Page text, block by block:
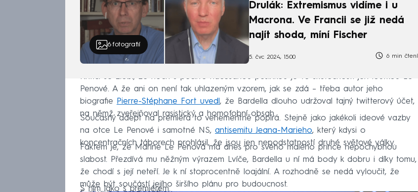
6fotografií
Drulák: Extremismus vidíme i u
Macrona. Ve Francii se již nedá
najít shoda, míní Fischer
5. čvc 2024, 15:00 6 min čtení
Kritici se zlobí, že hoch s pečlivě načesanou pěšinkou je ve skutečnosti jen loutkou Le
Penové. A že ani on není tak uhlazeným vzorem, jak se zdá – třeba autor jeho
biografie
Pierre-Stéphane Fort uvedl , že Bardella dlouho udržoval tajný twitterový účet,
na němž zveřejňoval rasistický a homofobní obsah.
Současný adept na premiéra to vehementně popírá. Stejně jako jakékoli ideové vazby
na otce Le Penové i samotné NS, antisemitu Jeana-Marieho, který kdysi o
koncentračních táborech prohlásil, že jsou jen nepodstatností druhé světové války.
Faktem je, že Marine Le Penová má dnes pro svého malého prince nepochybnou
slabost. Přezdívá mu něžným výrazem Lvíče, Bardella u ní má body k dobru i díky tomu,
že chodí s její neteří. Je k ní stoprocentně loajální. A rozhodně se nedá vyloučit, že
může být součástí jejího širšího plánu pro budoucnost.
S ním jako s premiérem.